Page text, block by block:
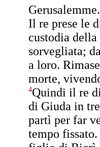
Il re prese le
custodia
sorvegliata;
a loro.
morte,
4Quindi il re
di Giuda in
partì per far
tempo fissato.